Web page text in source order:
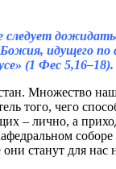
идущего по
(1 Фес 5,16–18).
Множество
того, чего
– лично, а
станут для